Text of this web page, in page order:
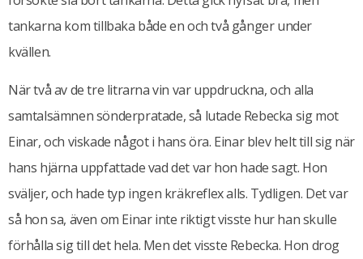
tankarna kom tillbaka både en och två gånger under
kvällen.
När två av de tre litrarna vin var uppdruckna, och alla
samtalsämnen sönderpratade, så lutade Rebecka sig mot
Einar, och viskade något i hans öra. Einar blev helt till sig när
hans hjärna uppfattade vad det var hon hade sagt. Hon
sväljer, och hade typ ingen kräkreflex alls. Tydligen. Det var
så hon sa, även om Einar inte riktigt visste hur han skulle
förhålla sig till det hela. Men det visste Rebecka. Hon drog